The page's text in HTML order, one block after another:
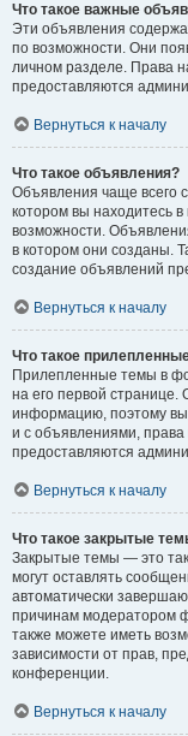
Что такое важные
Эти объявления
по возможности. Они
личном разделе. Права
предоставляются
Вернуться к началу
Что такое объявления?
Объявления чаще всего
котором вы находитесь
возможности.
в котором они созданы.
создание объявлений
Вернуться к началу
Что такое
Прилепленные темы в
на его первой странице.
информацию, поэтому вы
и с объявлениями,
предоставляются
Вернуться к началу
Что такое закрытые
Закрытые темы — это
могут оставлять
автоматически
причинам модератором
также можете иметь
зависимости от прав,
конференции.
Вернуться к началу